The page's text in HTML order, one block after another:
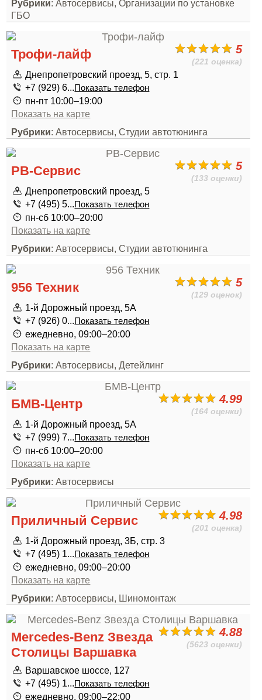
Рубрики: Автосервисы, Организации по установке
ГБО
5
(221 оценка)
Трофи-лайф
Днепропетровский проезд, 5, стр. 1
+7 (929) 6...Показать телефон
пн-пт 10:00–19:00
Показать на карте
Рубрики: Автосервисы, Студии автотюнинга
5
(133 оценки)
РВ-Сервис
Днепропетровский проезд, 5
+7 (495) 5...Показать телефон
пн-сб 10:00–20:00
Показать на карте
Рубрики: Автосервисы, Студии автотюнинга
5
(129 оценок)
956 Техник
1-й Дорожный проезд, 5А
+7 (926) 0...Показать телефон
ежедневно, 09:00–20:00
Показать на карте
Рубрики: Автосервисы, Детейлинг
4.99
(164 оценки)
БМВ-Центр
1-й Дорожный проезд, 5А
+7 (999) 7...Показать телефон
пн-сб 10:00–20:00
Показать на карте
Рубрики: Автосервисы
4.98
(201 оценка)
Приличный Сервис
1-й Дорожный проезд, 3Б, стр. 3
+7 (495) 1...Показать телефон
ежедневно, 09:00–20:00
Показать на карте
Рубрики: Автосервисы, Шиномонтаж
4.88
(5623 оценки)
Mercedes-Benz Звезда
Столицы Варшавка
Варшавское шоссе, 127
+7 (495) 1...Показать телефон
ежедневно, 09:00–22:00